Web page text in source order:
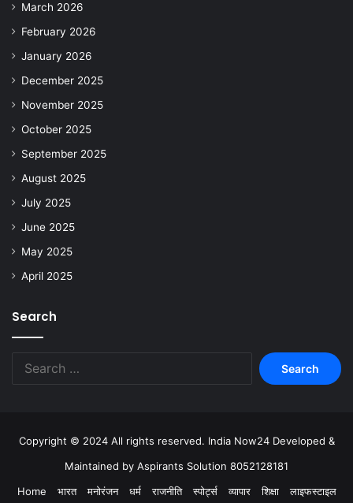
March 2026
February 2026
January 2026
December 2025
November 2025
October 2025
September 2025
August 2025
July 2025
June 2025
May 2025
April 2025
Search
Copyright © 2024 All rights reserved. India Now24 Developed &
Maintained by Aspirants Solution 8052128181
Home
भारत मनोरंजन धर्म राजनीति स्पोर्ट्स व्यापार शिक्षा लाइफस्टाइल